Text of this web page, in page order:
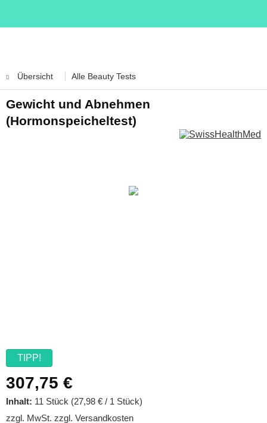
Übersicht Alle Beauty Tests
Gewicht und Abnehmen
(Hormonspeicheltest)
TIPP!
307,75 €
Inhalt: 11 Stück (27,98 € / 1 Stück)
zzgl. MwSt. zzgl. Versandkosten